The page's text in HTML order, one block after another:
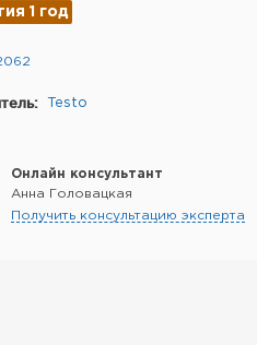
1 год
Testo
Онлайн консультант
Анна Головацкая
Получить консультацию эксперта